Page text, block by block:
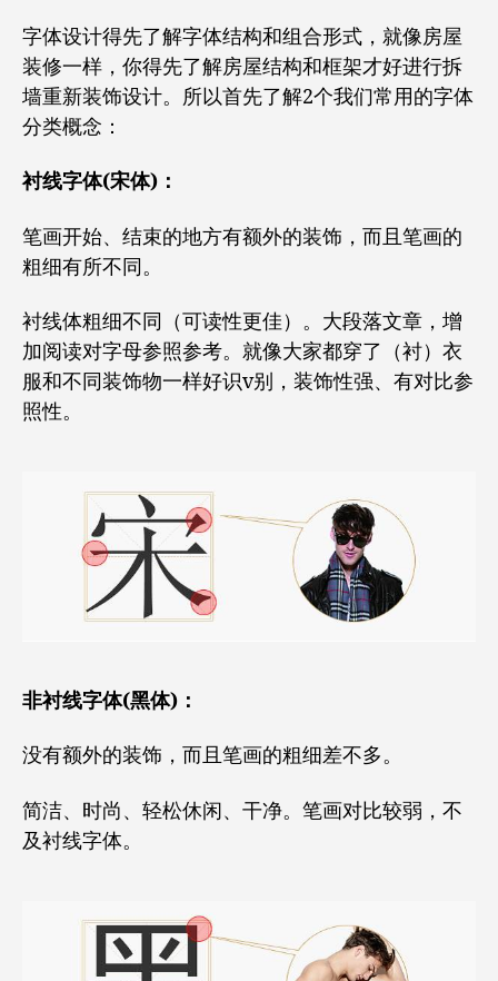
字体设计得先了解字体结构和组合形式，就像房屋
装修一样，你得先了解房屋结构和框架才好进行拆
墙重新装饰设计。所以首先了解2个我们常用的字体
分类概念：
衬线字体(宋体)：
笔画开始、结束的地方有额外的装饰，而且笔画的
粗细有所不同。
衬线体粗细不同（可读性更佳）。大段落文章，增
加阅读对字母参照参考。就像大家都穿了（衬）衣
服和不同装饰物一样好识v别，装饰性强、有对比参
照性。
非衬线字体(黑体)：
没有额外的装饰，而且笔画的粗细差不多。
简洁、时尚、轻松休闲、干净。笔画对比较弱，不
及衬线字体。